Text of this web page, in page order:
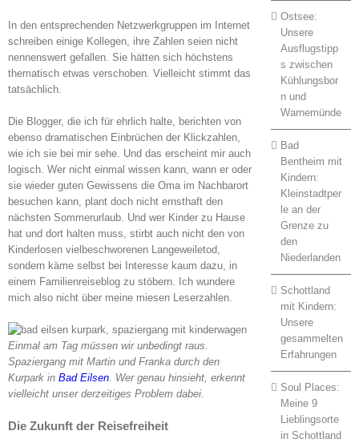
In den entsprechenden Netzwerkgruppen im Internet
schreiben einige Kollegen, ihre Zahlen seien nicht
nennenswert gefallen. Sie hätten sich höchstens
thematisch etwas verschoben. Vielleicht stimmt das
tatsächlich.
Die Blogger, die ich für ehrlich halte, berichten von
ebenso dramatischen Einbrüchen der Klickzahlen,
wie ich sie bei mir sehe. Und das erscheint mir auch
logisch. Wer nicht einmal wissen kann, wann er oder
sie wieder guten Gewissens die Oma im Nachbarort
besuchen kann, plant doch nicht ernsthaft den
nächsten Sommerurlaub. Und wer Kinder zu Hause
hat und dort halten muss, stirbt auch nicht den von
Kinderlosen vielbeschworenen Langeweiletod,
sondern käme selbst bei Interesse kaum dazu, in
einem Familienreiseblog zu stöbern. Ich wundere
mich also nicht über meine miesen Leserzahlen.
Einmal am Tag müssen wir unbedingt raus.
Spaziergang mit Martin und Franka durch den
Kurpark in Bad Eilsen. Wer genau hinsieht, erkennt
vielleicht unser derzeitiges Problem dabei.
Die Zukunft der Reisefreiheit
Ostsee:
Unsere
Ausflugstipp
s zwischen
Kühlungsbor
n und
Warnemünde
Bad
Bentheim mit
Kindern:
Kleinstadtper
le an der
Grenze zu
den
Niederlanden
Schottland
mit Kindern:
Unsere
gesammelten
Erfahrungen
Soul Places:
Meine 9
Lieblingsorte
in Schottland